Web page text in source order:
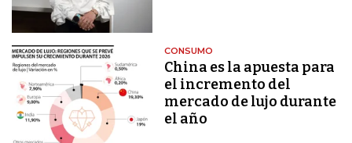
CONSUMO
China es la apuesta para
el incremento del
mercado de lujo durante
el año